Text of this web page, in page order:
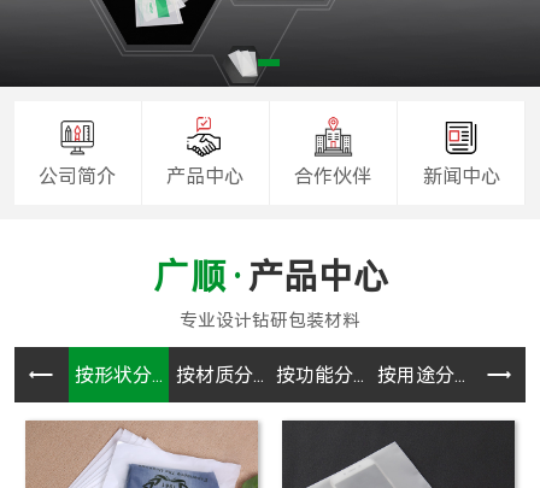
公司简介 产品中心 合作伙伴 新闻中心
产品中心
按形状分... 按材质分... 按功能分... 按用途分... CPE